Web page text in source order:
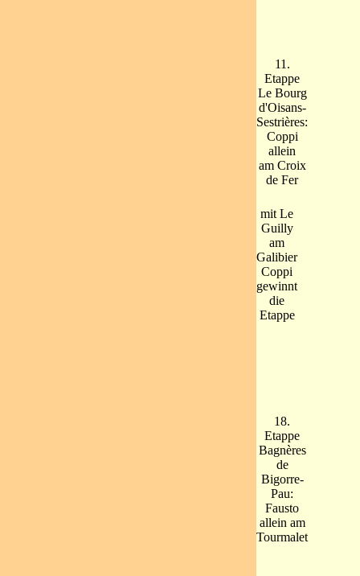
11.
Etappe
Le Bourg
d'Oisans-
Sestrières:
Coppi
allein
am Croix
de Fer
mit Le
Guilly
am
Galibier
Coppi
gewinnt
die
Etappe
18.
Etappe
Bagnères
de
Bigorre-
Pau:
Fausto
allein am
Tourmalet